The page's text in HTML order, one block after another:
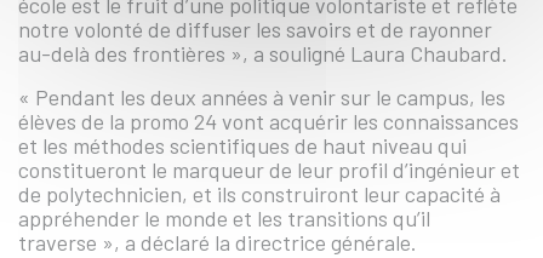
notre volonté de diffuser les savoirs et de rayonner
au-delà des frontières », a souligné Laura Chaubard.
« Pendant les deux années à venir sur le campus, les
élèves de la promo 24 vont acquérir les connaissances
et les méthodes scientifiques de haut niveau qui
constitueront le marqueur de leur profil d’ingénieur et
de polytechnicien, et ils construiront leur capacité à
appréhender le monde et les transitions qu’il
traverse », a déclaré la directrice générale.